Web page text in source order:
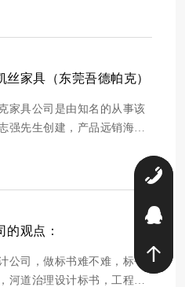
丝家具（东莞吾德帕克）
家具公司是由知名的从事该
强先生创建，产品远销海内
剧，如《吴子龙，走吧》、
也是艺凯丝品牌理念“有爱、
。该公司网站有深圳网站建设
的观点：
公司，做标书难不难，标书
河道治理设计标书，工程招